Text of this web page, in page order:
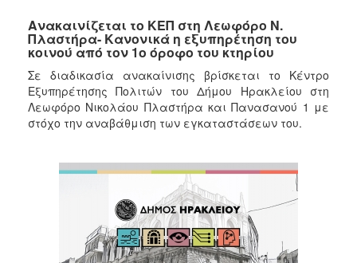
2022
2021
2020
2019
2018
2017
2012
Ανακαινίζεται το ΚΕΠ στη Λεωφόρο Ν.
Πλαστήρα- Κανονικά η εξυπηρέτηση του
κοινού από τον 1ο όροφο του κτηρίου
Σε διαδικασία ανακαίνισης βρίσκεται το Κέντρο
Εξυπηρέτησης Πολιτών του Δήμου Ηρακλείου στη
Λεωφόρο Νικολάου Πλαστήρα και Πανασανού 1 με
στόχο την αναβάθμιση των εγκαταστάσεων του.